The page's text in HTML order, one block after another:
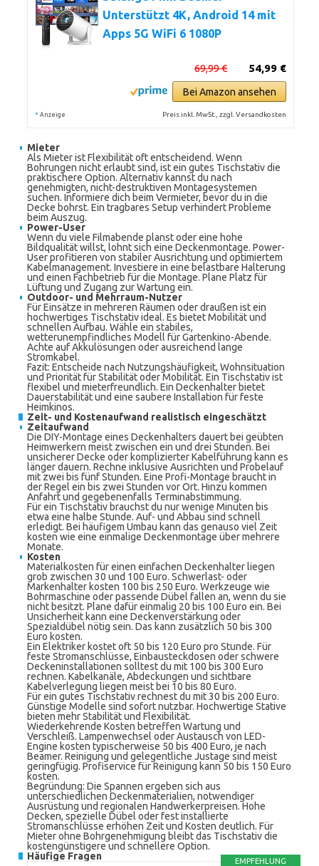
Unterstützt 4K, Android 14 mit
Apps 5G WiFi 6 1080P
54,99 €
69,99 €
Bei Amazon ansehen
* Anzeige Preis inkl. MwSt., zzgl. Versandkosten
Mieter
Als Mieter ist Flexibilität oft entscheidend. Wenn
Bohrungen nicht erlaubt sind, ist ein gutes Tischstativ die
praktischere Option. Alternativ kannst du nach
genehmigten, nicht-destruktiven Montagesystemen
suchen. Informiere dich beim Vermieter, bevor du in die
Decke bohrst. Ein tragbares Setup verhindert Probleme
beim Auszug.
Power-User
Wenn du viele Filmabende planst oder eine hohe
Bildqualität willst, lohnt sich eine Deckenmontage. Power-
User profitieren von stabiler Ausrichtung und optimiertem
Kabelmanagement. Investiere in eine belastbare Halterung
und einen Fachbetrieb für die Montage. Plane Platz für
Lüftung und Zugang zur Wartung ein.
Outdoor- und Mehrraum-Nutzer
Für Einsätze in mehreren Räumen oder draußen ist ein
hochwertiges Tischstativ ideal. Es bietet Mobilität und
schnellen Aufbau. Wähle ein stabiles,
wetterunempfindliches Modell für Gartenkino-Abende.
Achte auf Akkulösungen oder ausreichend lange
Stromkabel.
Fazit: Entscheide nach Nutzungshäufigkeit, Wohnsituation
und Priorität für Stabilität oder Mobilität. Ein Tischstativ ist
flexibel und mieterfreundlich. Ein Deckenhalter bietet
Dauerstabilität und eine saubere Installation für feste
Heimkinos.
Zeit- und Kostenaufwand realistisch eingeschätzt
Zeitaufwand
Die DIY-Montage eines Deckenhalters dauert bei geübten
Heimwerkern meist zwischen ein und drei Stunden. Bei
unsicherer Decke oder komplizierter Kabelführung kann es
länger dauern. Rechne inklusive Ausrichten und Probelauf
mit zwei bis fünf Stunden. Eine Profi-Montage braucht in
der Regel ein bis zwei Stunden vor Ort. Hinzu kommen
Anfahrt und gegebenenfalls Terminabstimmung.
Für ein Tischstativ brauchst du nur wenige Minuten bis
etwa eine halbe Stunde. Auf- und Abbau sind schnell
erledigt. Bei häufigem Umbau kann das genauso viel Zeit
kosten wie eine einmalige Deckenmontage über mehrere
Monate.
Kosten
Materialkosten für einen einfachen Deckenhalter liegen
grob zwischen 30 und 100 Euro. Schwerlast- oder
Markenhalter kosten 100 bis 250 Euro. Werkzeuge wie
Bohrmaschine oder passende Dübel fallen an, wenn du sie
nicht besitzt. Plane dafür einmalig 20 bis 100 Euro ein. Bei
Unsicherheit kann eine Deckenverstärkung oder
Spezialdübel nötig sein. Das kann zusätzlich 50 bis 300
Euro kosten.
Ein Elektriker kostet oft 50 bis 120 Euro pro Stunde. Für
feste Stromanschlüsse, Einbausteckdosen oder schwere
Deckeninstallationen solltest du mit 100 bis 300 Euro
rechnen. Kabelkanäle, Abdeckungen und sichtbare
Kabelverlegung liegen meist bei 10 bis 80 Euro.
Für ein gutes Tischstativ rechnest du mit 30 bis 200 Euro.
Günstige Modelle sind sofort nutzbar. Hochwertige Stative
bieten mehr Stabilität und Flexibilität.
Wiederkehrende Kosten betreffen Wartung und
Verschleiß. Lampenwechsel oder Austausch von LED-
Engine kosten typischerweise 50 bis 400 Euro, je nach
Beamer. Reinigung und gelegentliche Justage sind meist
geringfügig. Profiservice für Reinigung kann 50 bis 150 Euro
kosten.
Begründung: Die Spannen ergeben sich aus
unterschiedlichen Deckenmaterialien, notwendiger
Ausrüstung und regionalen Handwerkerpreisen. Hohe
Decken, spezielle Dübel oder fest installierte
Stromanschlüsse erhöhen Zeit und Kosten deutlich. Für
Mieter ohne Bohrgenehmigung bleibt das Tischstativ die
kostengünstigere und schnellere Option.
Häufige Fragen
EMPFEHLUNG